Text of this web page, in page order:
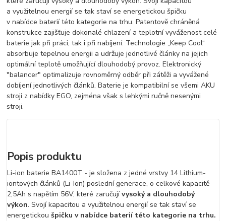
a využitelnou energií se tak staví se energetickou špičku
v nabídce baterií této kategorie na trhu. Patentově chráněná
konstrukce zajišťuje dokonalé chlazení a teplotní vyváženost celé
baterie jak při práci, tak i při nabíjení. Technologie „Keep Cool“
absorbuje tepelnou energii a udržuje jednotlivé články na jejich
optimální teplotě umožňující dlouhodobý provoz. Elektronický
"balancer" optimalizuje rovnoměrný odběr při zátěži a vyvážené
dobíjení jednotlivých článků. Baterie je kompatibilní se všemi AKU
stroji z nabídky EGO, zejména však s lehkými ručně nesenými
stroji.
Popis produktu
Li-ion baterie BA1400T - je složena z jedné vrstvy 14 Lithium-
iontových článků (Li-Ion) poslední generace, o celkové kapacitě
2,5Ah s napětím 56V, které zaručujívysoký a dlouhodobý
výkon. Svojí kapacitou a využitelnou energií se tak staví se
energetickoušpičku v nabídce baterií této kategorie na trhu.